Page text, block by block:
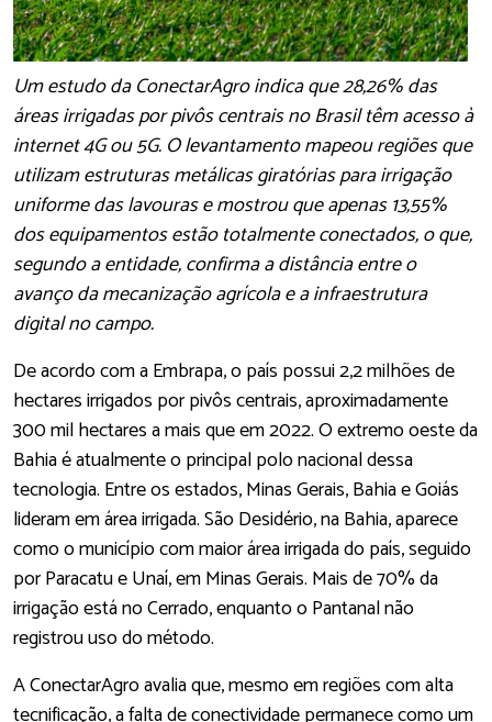
Um estudo da ConectarAgro indica que 28,26% das
áreas irrigadas por pivôs centrais no Brasil têm acesso à
internet 4G ou 5G. O levantamento mapeou regiões que
utilizam estruturas metálicas giratórias para irrigação
uniforme das lavouras e mostrou que apenas 13,55%
dos equipamentos estão totalmente conectados, o que,
segundo a entidade, confirma a distância entre o
avanço da mecanização agrícola e a infraestrutura
digital no campo.
De acordo com a Embrapa, o país possui 2,2 milhões de
hectares irrigados por pivôs centrais, aproximadamente
300 mil hectares a mais que em 2022. O extremo oeste da
Bahia é atualmente o principal polo nacional dessa
tecnologia. Entre os estados, Minas Gerais, Bahia e Goiás
lideram em área irrigada. São Desidério, na Bahia, aparece
como o município com maior área irrigada do país, seguido
por Paracatu e Unaí, em Minas Gerais. Mais de 70% da
irrigação está no Cerrado, enquanto o Pantanal não
registrou uso do método.
A ConectarAgro avalia que, mesmo em regiões com alta